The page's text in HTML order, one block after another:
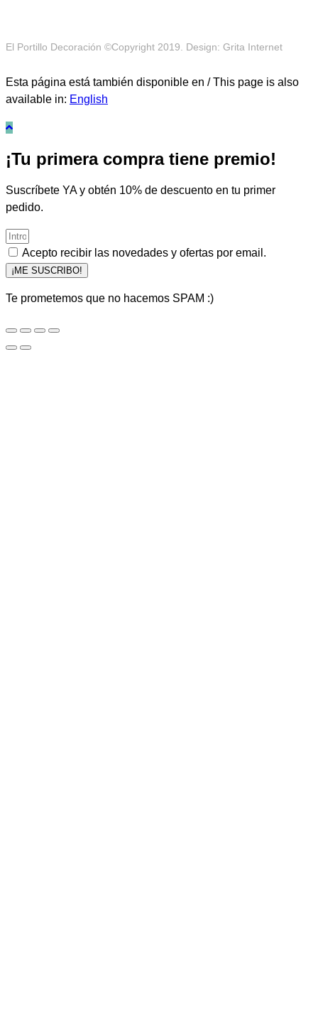
El Portillo Decoración ©Copyright 2019. Design: Grita Internet
Esta página está también disponible en / This page is also
available in: English
¡Tu primera compra tiene premio!
Suscríbete YA y obtén 10% de descuento en tu primer
pedido.
Acepto recibir las novedades y ofertas por email.
¡ME SUSCRIBO!
Te prometemos que no hacemos SPAM :)